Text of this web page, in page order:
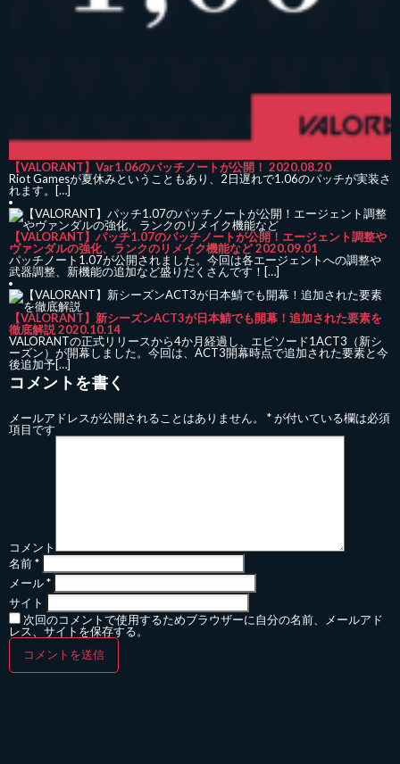
【VALORANT】Var1.06のパッチノートが公開！ 2020.08.20
Riot Gamesが夏休みということもあり、2日遅れで1.06のパッチが実装さ
れます。[…]
【VALORANT】パッチ1.07のパッチノートが公開！エージェント調整や
ヴァンダルの強化、ランクのリメイク機能など2020.09.01
パッチノート1.07が公開されました。今回は各エージェントへの調整や
武器調整、新機能の追加など盛りだくさんです！[…]
【VALORANT】新シーズンACT3が日本鯖でも開幕！追加された要素を
徹底解説2020.10.14
VALORANTの正式リリースから4か月経過し、エピソード1ACT3（新シ
ーズン）が開幕しました。今回は、ACT3開幕時点で追加された要素と今
後追加予[…]
コメントを書く
メールアドレスが公開されることはありません。 *が付いている欄は必須
項目です
コメント
名前*
メール*
サイト
次回のコメントで使用するためブラウザーに自分の名前、メールアド
レス、サイトを保存する。